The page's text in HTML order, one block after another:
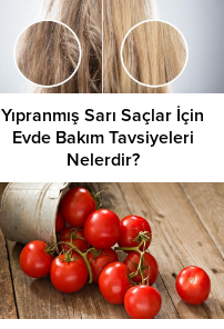
Yıpranmış Sarı Saçlar İçin
Evde Bakım Tavsiyeleri
Nelerdir?